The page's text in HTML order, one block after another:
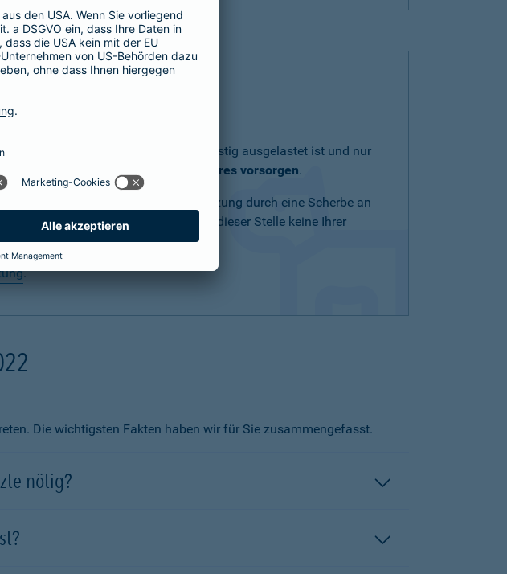
dass Ihre Fellnase körperlich und geistig ausgelastet ist und nur
für die Gesundheit Ihres Tieres vorsorgen.
scheinbar harmlose Schnittverletzung durch eine Scherbe an
Damit Ihre finanziellen Mittel an dieser Stelle keine Ihrer
.
Die wichtigsten Fakten haben wir für Sie zusammengefasst.
nötig?